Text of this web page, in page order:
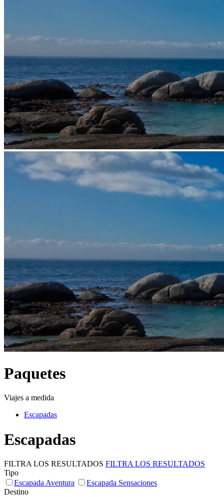
Paquetes
Viajes a medida
Escapadas
Escapadas
FILTRA LOS RESULTADOS FILTRA LOS RESULTADOS
Tipo
Escapada Aventura
Escapada Sensaciones
Destino